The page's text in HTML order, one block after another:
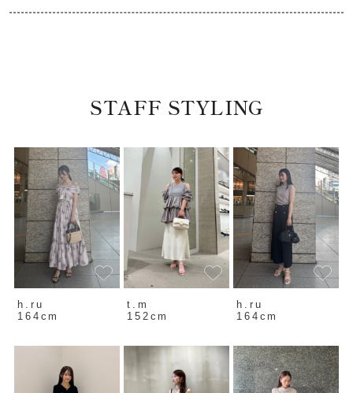
STAFF STYLING
h.ru
164cm
t.m
152cm
h.ru
164cm